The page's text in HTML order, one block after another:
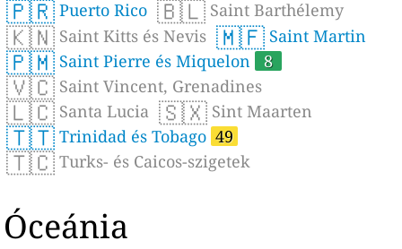
🇵🇷 Puerto Rico 🇧🇱 Saint Barthélemy
🇰🇳 Saint Kitts és Nevis 🇲🇫 Saint Martin
🇵🇲 Saint Pierre és Miquelon 8
🇻🇨 Saint Vincent, Grenadines
🇱🇨 Santa Lucia 🇸🇽 Sint Maarten
🇹🇹 Trinidad és Tobago 49
🇹🇨 Turks- és Caicos-szigetek
Óceánia